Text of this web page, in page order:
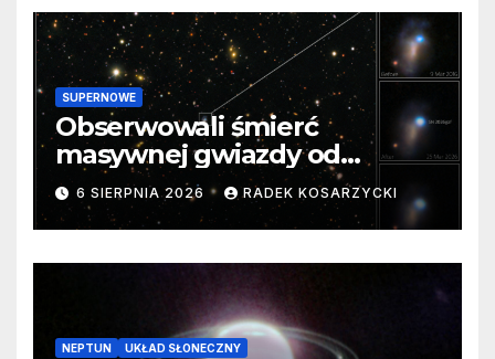
SUPERNOWE
Obserwowali śmierć
masywnej gwiazdy od
samego początku. Niezwykle
cenne dane
6 SIERPNIA 2026 RADEK KOSARZYCKI
NEPTUN UKŁAD SŁONECZNY